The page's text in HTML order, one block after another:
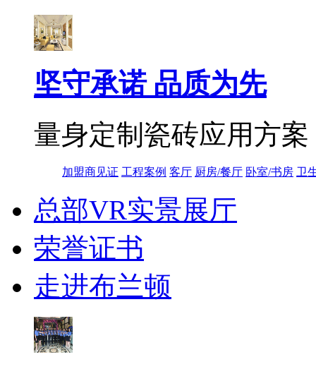
坚守承诺 品质为先
量身定制瓷砖应用方
加盟商见证 工程案例 客厅 厨房/餐厅 卧室/书房 卫
总部VR实景展厅
荣誉证书
走进布兰顿